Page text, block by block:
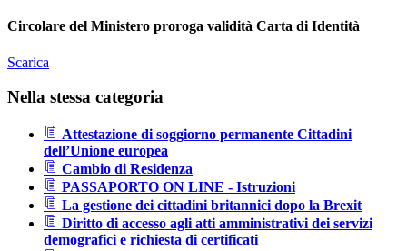
Circolare del Ministero proroga validità Carta di Identità
Scarica
Nella stessa categoria
Attestazione di soggiorno permanente Cittadini
dell’Unione europea
Cambio di Residenza
PASSAPORTO ON LINE - Istruzioni
La gestione dei cittadini britannici dopo la Brexit
Diritto di accesso agli atti amministrativi dei servizi
demografici e richiesta di certificati